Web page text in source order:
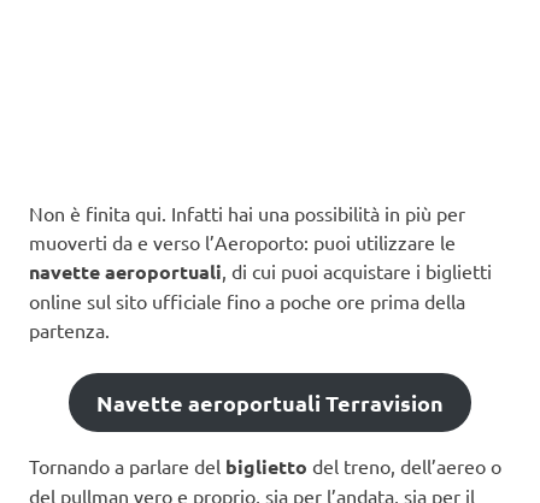
Non è finita qui. Infatti hai una possibilità in più per
muoverti da e verso l’Aeroporto: puoi utilizzare le
navette aeroportuali, di cui puoi acquistare i biglietti
online sul sito ufficiale fino a poche ore prima della
partenza.
Navette aeroportuali Terravision
Tornando a parlare del biglietto del treno, dell’aereo o
del pullman vero e proprio, sia per l’andata, sia per il